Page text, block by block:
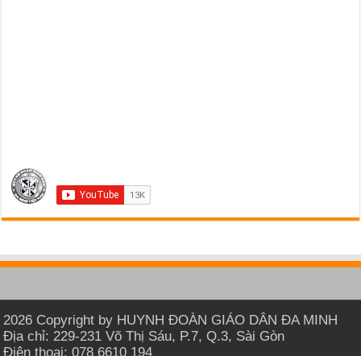
2026 Copyright by HUYNH ĐOÀN GIÁO DÂN ĐA MINH
Địa chỉ: 229-231 Võ Thị Sáu, P.7, Q.3, Sài Gòn
Điện thoại: 078 6610 194